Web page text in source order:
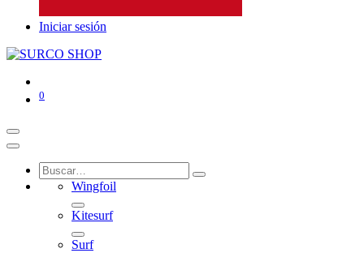
Iniciar sesión
0
Wingfoil
Kitesurf
Surf